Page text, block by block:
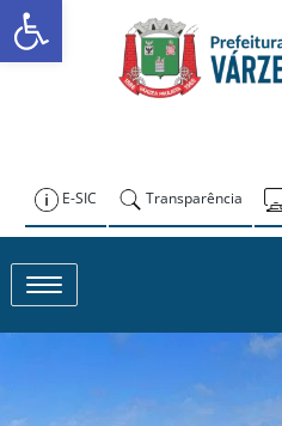
Skip
to
E-SIC Transparência
Toggle navigation